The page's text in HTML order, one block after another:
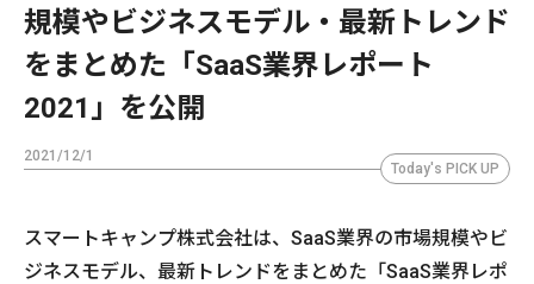
規模やビジネスモデル・最新トレンド
をまとめた「SaaS業界レポート
2021」を公開
2021/12/1
Today's PICK UP
スマートキャンプ株式会社は、SaaS業界の市場規模やビ
ジネスモデル、最新トレンドをまとめた「SaaS業界レポ